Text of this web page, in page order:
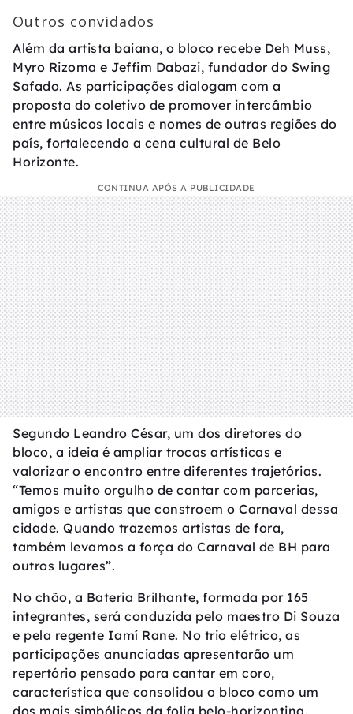
Outros convidados
Além da artista baiana, o bloco recebe Deh Muss,
Myro Rizoma e Jeffim Dabazi, fundador do Swing
Safado. As participações dialogam com a
proposta do coletivo de promover intercâmbio
entre músicos locais e nomes de outras regiões do
país, fortalecendo a cena cultural de Belo
Horizonte.
CONTINUA APÓS A PUBLICIDADE
Segundo Leandro César, um dos diretores do
bloco, a ideia é ampliar trocas artísticas e
valorizar o encontro entre diferentes trajetórias.
“Temos muito orgulho de contar com parcerias,
amigos e artistas que constroem o Carnaval dessa
cidade. Quando trazemos artistas de fora,
também levamos a força do Carnaval de BH para
outros lugares”.
No chão, a Bateria Brilhante, formada por 165
integrantes, será conduzida pelo maestro Di Souza
e pela regente Iamí Rane. No trio elétrico, as
participações anunciadas apresentarão um
repertório pensado para cantar em coro,
característica que consolidou o bloco como um
dos mais simbólicos da folia belo-horizontina.